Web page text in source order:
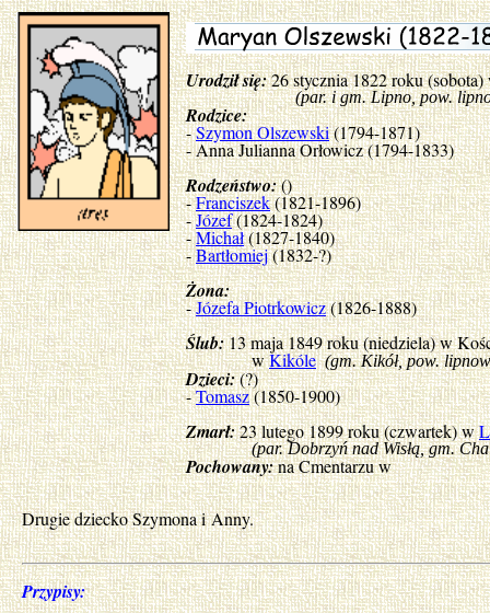
Urodził się:26 stycznia 1822 roku
(par. i gm. Lipno, pow.
Rodzice:
-Szymon Olszewski(1794-1871)
- Anna Julianna Orłowicz (1794-1833)
Rodzeństwo:()
-Franciszek(1821-1896)
-Józef(1824-1824)
-Michał(1827-1840)
-Bartłomiej(1832-?)
Żona:
-Józefa Piotrkowicz(1826-1888)
Ślub:13 maja 1849 roku (niedziela) w
wKikóle (gm. Kikół, pow.
Dzieci:(?)
-Tomasz(1850-1900)
Zmarł:23 lutego 1899 roku (czwartek) w
(par. Dobrzyń nad Wisłą, gm.
Pochowany:na Cmentarzu w
Drugie dziecko Szymona i Anny.
Przypisy: